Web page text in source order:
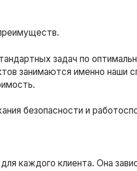
задач по
занимаются именно наши
безопасности и
каждого клиента. Она